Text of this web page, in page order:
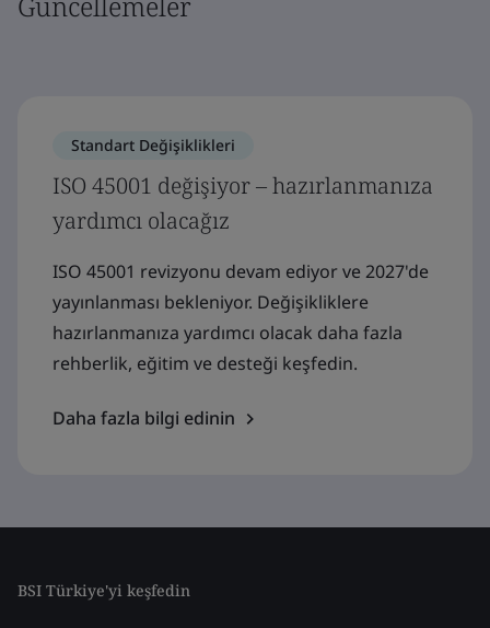
Standart Değişiklikleri
ISO 45001 değişiyor – hazırlanmanıza
yardımcı olacağız
ISO 45001 revizyonu devam ediyor ve 2027'de
yayınlanması bekleniyor. Değişikliklere
hazırlanmanıza yardımcı olacak daha fazla
rehberlik, eğitim ve desteği keşfedin.
Daha fazla bilgi edinin
BSI Türkiye'yi keşfedin